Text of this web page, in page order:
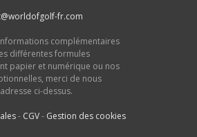
fr.com
complémentaires
différentes formules
papier et numérique ou nos
merci de nous
ci-dessus.
- CGV- Gestion des cookies